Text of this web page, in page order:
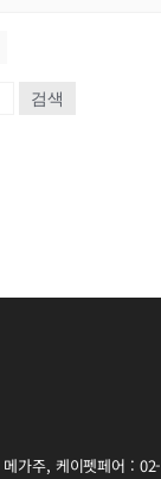
검색
메가주, 케이펫페어 : 02-